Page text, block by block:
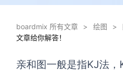
博思白板离线版
boardmix 所有文章 > 绘图 >
文章给你解答！
亲和图一般是指KJ法